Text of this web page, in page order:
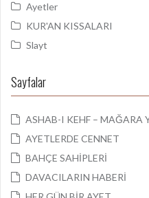
Ayetler
KUR'AN KISSALARI
Slayt
Sayfalar
ASHAB-I KEHF – MAĞARA
AYETLERDE CENNET
BAHÇE SAHİPLERİ
DAVACILARIN HABERİ